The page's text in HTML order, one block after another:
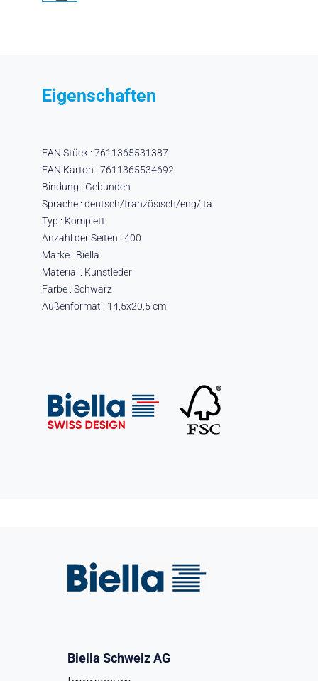
Eigenschaften
EAN Stück : 7611365531387
EAN Karton : 7611365534692
Bindung : Gebunden
Sprache : deutsch/französisch/eng/ita
Typ : Komplett
Anzahl der Seiten : 400
Marke : Biella
Material : Kunstleder
Farbe : Schwarz
Außenformat : 14,5x20,5 cm
Biella Schweiz AG